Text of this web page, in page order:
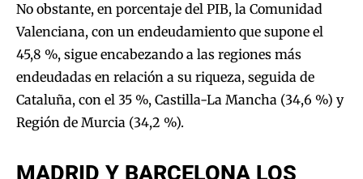
No obstante, en porcentaje del PIB, la Comunidad
Valenciana, con un endeudamiento que supone el
45,8 %, sigue encabezando a las regiones más
endeudadas en relación a su riqueza, seguida de
Cataluña, con el 35 %, Castilla-La Mancha (34,6 %) y
Región de Murcia (34,2 %).
MADRID Y BARCELONA LOS